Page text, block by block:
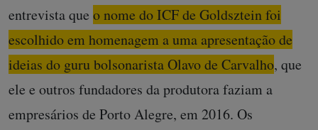
entrevista que o nome do ICF de Goldsztein foi
escolhido em homenagem a uma apresentação de
ideias do guru bolsonarista Olavo de Carvalho, que
ele e outros fundadores da produtora faziam a
empresários de Porto Alegre, em 2016. Os